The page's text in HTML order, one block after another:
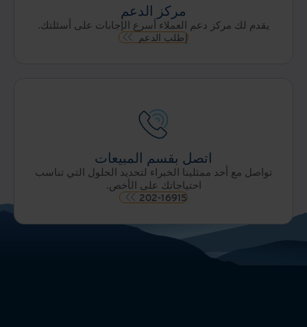
مركز الدعم
يقدم لك مركز دعم العملاء أسرع الإجابات على أسئلتك.
إطلب الدعم
اتصل بقسم المبيعات
تواصل مع أحد ممثلينا الخبراء لتحديد الحلول التي تناسب
احتياجاتك على الأخص.
202-16915